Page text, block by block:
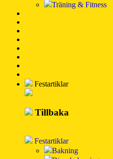
Träning & Fitness
Festartiklar
Tillbaka
Festartiklar
Bakning